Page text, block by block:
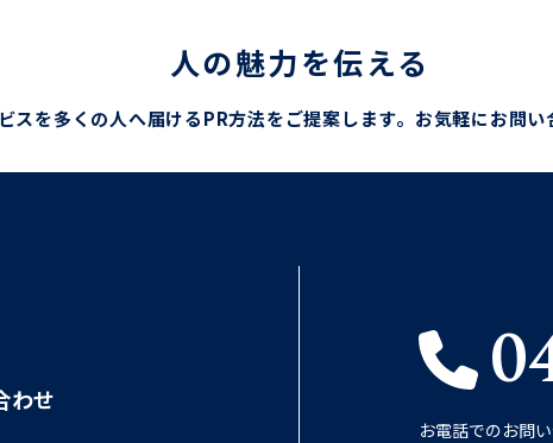
人の魅力を伝える
スを多くの人へ届けるPR方法をご提案します。 お気軽にお問い
わせ
お電話でのお問